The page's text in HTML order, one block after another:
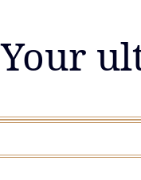
Your